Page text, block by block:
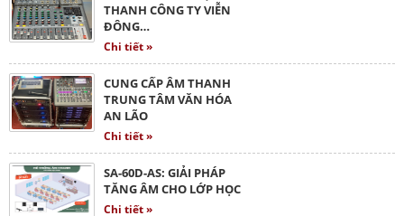
THANH CÔNG TY VIỄN
ĐÔNG…
Chi tiết »
CUNG CẤP ÂM THANH
TRUNG TÂM VĂN HÓA
AN LÃO
Chi tiết »
SA-60D-AS: GIẢI PHÁP
TĂNG ÂM CHO LỚP HỌC
Chi tiết »